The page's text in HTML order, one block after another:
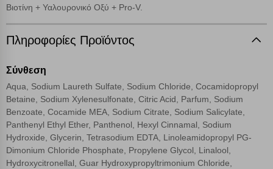
Βιοτίνη + Υαλουρονικό Οξύ + Pro-V.
Πληροφορίες Προϊόντος
Σύνθεση
Aqua, Sodium Laureth Sulfate, Sodium Chloride, Cocamidopropyl
Betaine, Sodium Xylenesulfonate, Citric Acid, Parfum, Sodium
Benzoate, Cocamide MEA, Sodium Citrate, Sodium Salicylate,
Panthenyl Ethyl Ether, Panthenol, Hexyl Cinnamal, Sodium
Hydroxide, Glycerin, Tetrasodium EDTA, Linoleamidopropyl PG-
Dimonium Chloride Phosphate, Propylene Glycol, Linalool,
Hydroxycitronellal, Guar Hydroxypropyltrimonium Chloride,
χρήσης των υπηρεσιών μας.Δείτε περισσότερα
Λειτουργικά cookies
Cookies στόχευσης
Cookies απόδοσης
Απολύτως απαραίτητα cookies Πάντα Ενεργό